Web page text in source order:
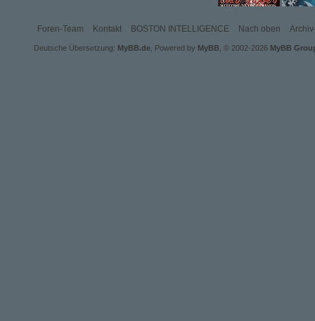
KANN SIE DOCH NIE DEN WAHREN
KONTAKT ZWISCHEN MENSCHEN ERSETZEN.
DEN SPAGAT ZWISCHEN LEIDENSCHAFT
Foren-Team Kontakt BOSTON INTELLIGENCE Nach oben
Deutsche Übersetzung: MyBB.de, Powered by MyBB, © 2002-2026 MyBB